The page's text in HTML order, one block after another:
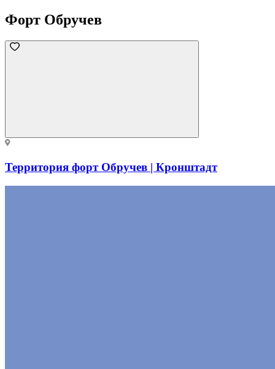
Форт Обручев
Территория форт Обручев | Кронштадт